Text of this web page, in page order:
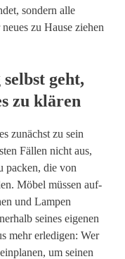
sondern alle
zu Hause ziehen
geht,
zu klären
zunächst zu sein
Fällen nicht aus,
packen, die von
Möbel müssen auf-
und Lampen
seines eigenen
mehr erledigen: Wer
um seinen